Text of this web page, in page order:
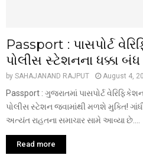
Passport : પાસપોર્ટ
પોલીસ સ્ટેશનના ધક્કા બંધ
by SAHAJANAND RAJPUT August 4,
Passport : ગુજરાતમાં પાસપોર્ટ
પોલીસ સ્ટેશન જવામાંથી મળશે મુક્તિ!
અત્યંત રાહતના સમાચાર સામે આવ્યા છે....
Read more